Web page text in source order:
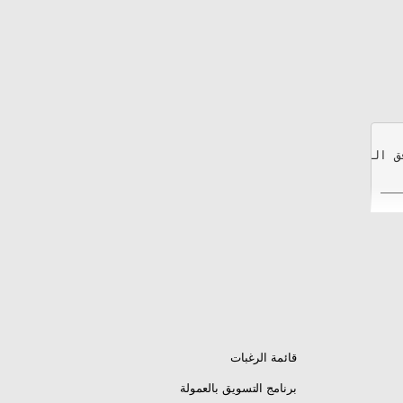
قائمة الرغبات
برنامج التسويق بالعمولة